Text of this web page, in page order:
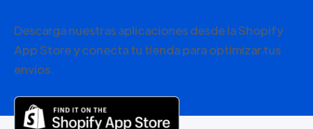
Descarga nuestras aplicaciones desde la Shopify
App Store y conecta tu tienda para optimizar tus
envíos.